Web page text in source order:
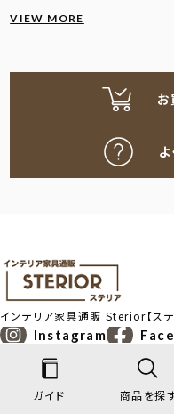
VIEW MORE
お
インテリア家具通販Sterior【ステ
Instagram